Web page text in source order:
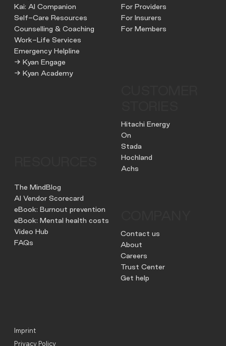
Imprint
Privacy Policy
Kai: AI Companion
Self-Care Resources
Counselling & Coaching
Work-Life Services
Emergency Helpline
→ Kyan Engage
→ Kyan Academy
For Providers
For Insurers
For Members
Hitachi Energy
On
Stada
Hochland
Achs
The MindBlog
AI Vendor Scorecard
eBook: Burnout prevention
eBook: Mental health costs
Video Hub
FAQs
Contact us
About
Careers
Trust Center
Get help